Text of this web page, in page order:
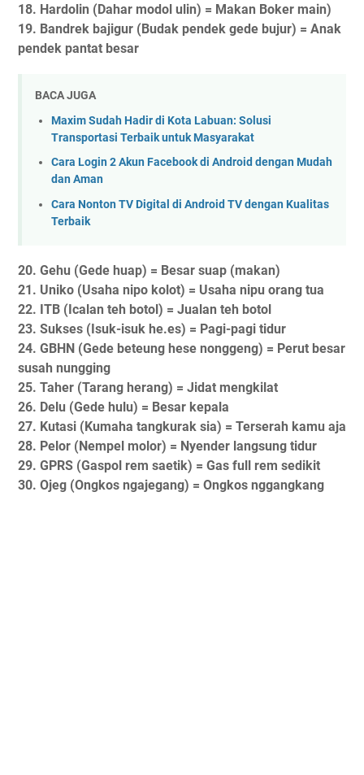
18. Hardolin (Dahar modol ulin) = Makan Boker main)
19. Bandrek bajigur (Budak pendek gede bujur) = Anak
pendek pantat besar
BACA JUGA
Maxim Sudah Hadir di Kota Labuan: Solusi
Transportasi Terbaik untuk Masyarakat
Cara Login 2 Akun Facebook di Android dengan Mudah
dan Aman
Cara Nonton TV Digital di Android TV dengan Kualitas
Terbaik
20. Gehu (Gede huap) = Besar suap (makan)
21. Uniko (Usaha nipo kolot) = Usaha nipu orang tua
22. ITB (Icalan teh botol) = Jualan teh botol
23. Sukses (Isuk-isuk he.es) = Pagi-pagi tidur
24. GBHN (Gede beteung hese nonggeng) = Perut besar
susah nungging
25. Taher (Tarang herang) = Jidat mengkilat
26. Delu (Gede hulu) = Besar kepala
27. Kutasi (Kumaha tangkurak sia) = Terserah kamu aja
28. Pelor (Nempel molor) = Nyender langsung tidur
29. GPRS (Gaspol rem saetik) = Gas full rem sedikit
30. Ojeg (Ongkos ngajegang) = Ongkos nggangkang